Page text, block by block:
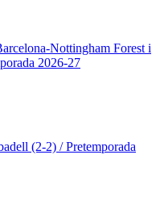
Nottingham Forest i
2026-27
(2-2) / Pretemporada